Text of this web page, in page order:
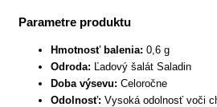
Parametre produktu
Hmotnosť balenia: 0,6 g
Odroda: Ľadový šalát Saladin
Doba výsevu: Celoročne
Odolnosť: Vysoká odolnosť voči